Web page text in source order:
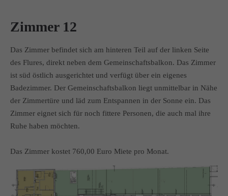
Kontakt
Amicus Pflege GmbH & Co KG
Lipper Weg 11a
45770 Marl
Sie haben Fragen?
info@amicus-pflege.de
Zimmer 12
Das Zimmer befindet sich am hinteren Teil auf der linken Seite
des Flures, direkt neben dem Gemeinschaftsbalkon. Das Zimmer
ist süd östlich ausgerichtet und verfügt über ein eigenes
Badezimmer. Der Gemeinschaftsbalkon liegt unmittelbar in Nähe
der Zimmertüre und läd zum Entspannen in der Sonne ein. Das
Zimmer eignet sich für noch fittere Personen, die auch mal ihre
Ruhe haben möchten.
Das Zimmer kostet 760,00 Euro Miete pro Monat.